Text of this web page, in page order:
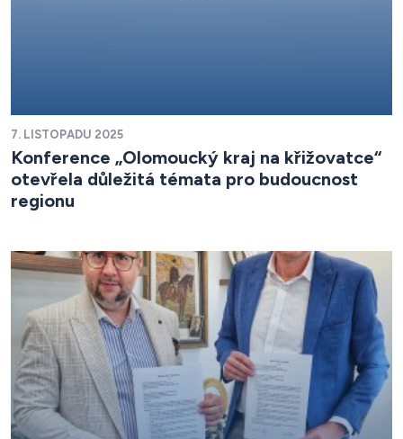
7. LISTOPADU 2025
Konference „Olomoucký kraj na křižovatce“
otevřela důležitá témata pro budoucnost
regionu